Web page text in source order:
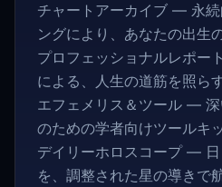
チャートアーカイブ — 永
ングにより、あなたの出生
プロフェッショナルレポー
による、人生の道筋を照ら
エフェメリス＆ツール —
のための学者向けツールキッ
デイリーホロスコープ —
を、調整された星の導きで